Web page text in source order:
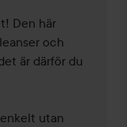
Den här
och
är därför du
utan